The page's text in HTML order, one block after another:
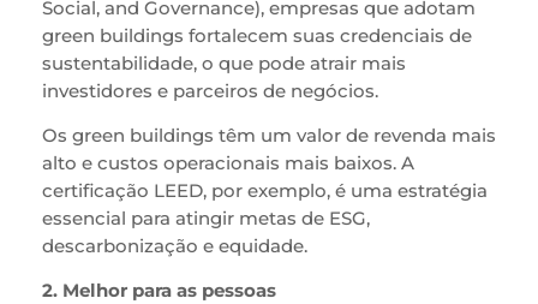
Social, and Governance), empresas que adotam
green buildings fortalecem suas credenciais de
sustentabilidade, o que pode atrair mais
investidores e parceiros de negócios.
Os green buildings têm um valor de revenda mais
alto e custos operacionais mais baixos. A
certificação LEED, por exemplo, é uma estratégia
essencial para atingir metas de ESG,
descarbonização e equidade.
2. Melhor para as pessoas